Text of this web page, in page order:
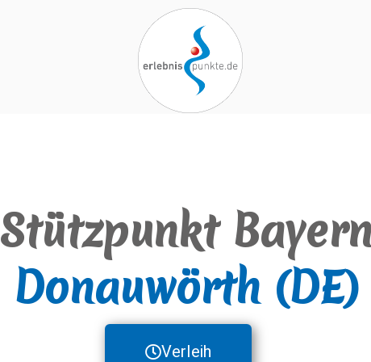
Stützpunkt
Donauwörth (DE)
Verleih